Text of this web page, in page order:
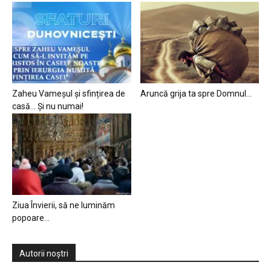
Zaheu Vameșul și sfințirea de
casă… Și nu numai!
Aruncă grija ta spre Domnul…
Ziua Învierii, să ne luminăm
popoare…
Autorii noștri